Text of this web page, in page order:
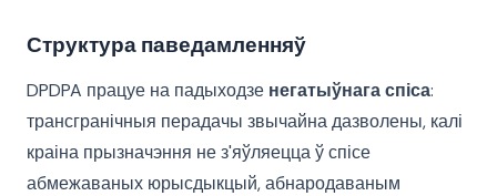
Структура паведамленняў
DPDPA працуе на падыходзе негатыўнага спіса:
трансгранічныя перадачы звычайна дазволены, калі
краіна прызначэння не з'яўляецца ў спісе
абмежаваных юрысдыкцый, абнародаваным